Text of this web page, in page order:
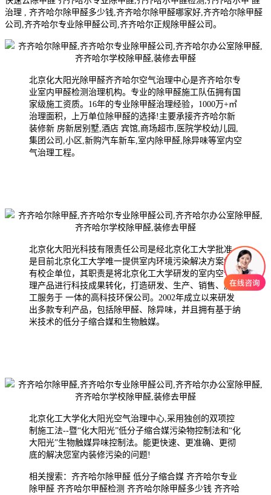
治理 , 齐齐哈尔除甲醛多少钱,齐齐哈尔除甲醛哪家好,齐齐哈尔除甲醛
公司,齐齐哈尔专业除甲醛公司,齐齐哈尔正规除甲醛公司。
北京化大阳光除甲醛齐齐哈尔空气治理中心是齐齐哈尔专
业室内甲醛检测治理机构。专业的除甲醛施工队伍拥有国
家级施工资质。16年的专业除甲醛治理经验，1000万+㎡
治理面积，上万单位除甲醛的选择!主要承接齐齐哈尔新
装修新 房新居别墅,酒店 宾馆,商场超市,医院学校幼儿园,
集团公司,小区,新购汽车新车,室内除甲醛,除异味等室内空
气治理工程。
北京化大阳光科技有限责任公司是经北京化工大学批准，
是目前北京化工大学唯一提供室内环境污染解决方案的国
有校企单位，其职责是将北京化工大学研发的室内空气治
理产品进行科技成果转化，打造研发、生产、销售、施
工服务于 一体的高科技环保公司。2002年成立以来研发
出多款专利产品，包括除甲醛、除异味，并且拥有基于纳
米技术的低分子缩合媒和生物触媒。
北京化工大学化大阳光空气治理中心,采用独创的双项控
制施工法--暨“化大阳光”低分子缩合媒污染物控制法和“化
大阳光”生物触媒异味控制法。能更快速、更准确、更彻
底的解决您室内装修污染的问题!
相关搜索：齐齐哈尔除甲醛 低分子缩合媒 齐齐哈尔专业
除甲醛 齐齐哈尔甲醛检测 齐齐哈尔除甲醛多少钱 齐齐哈